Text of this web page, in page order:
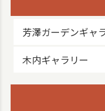
芳澤ガーデンギャ
木内ギャラリー